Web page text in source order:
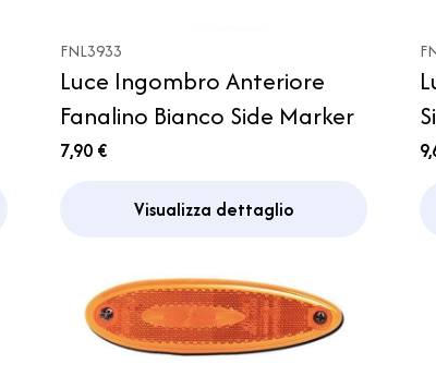
FNL3933
Luce Ingombro Anteriore
Fanalino Bianco Side Marker
7,90 €
Visualizza dettaglio